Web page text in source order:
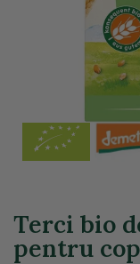
Terci bio
pentru